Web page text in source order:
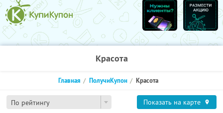
Красота
По рейтингу
Главная ПолучиКупон Красота
Показать на карте